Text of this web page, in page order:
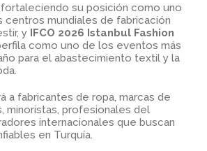
su posición como uno
centros mundiales de fabricación
y IFCO 2026 Istanbul Fashion
como uno de los eventos más
para el abastecimiento textil y la
a fabricantes de ropa, marcas de
minoristas, profesionales del
internacionales que buscan
en Turquía.